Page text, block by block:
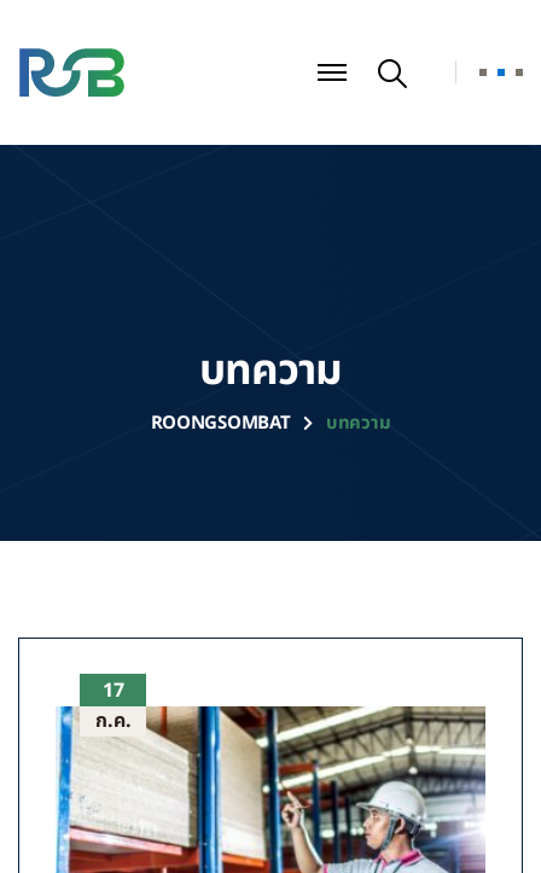
บทความ
ROONGSOMBAT บทความ
17
ก.ค.